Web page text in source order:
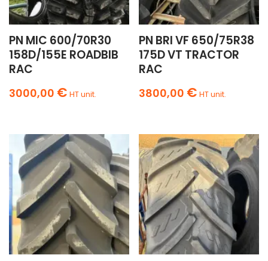
PN MIC 600/70R30
158D/155E ROADBIB
RAC
3000,00 € HT unit.
PN BRI VF 650/75R38
175D VT TRACTOR
RAC
3800,00 € HT unit.